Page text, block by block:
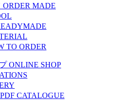
ORDER MADE
TO ORDER
ONLINE SHOP
PDF CATALOGUE